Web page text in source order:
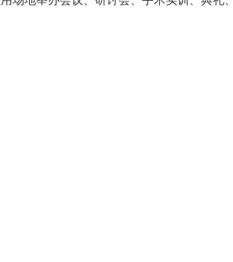
场地举办会议、研讨会、手术实训、典礼